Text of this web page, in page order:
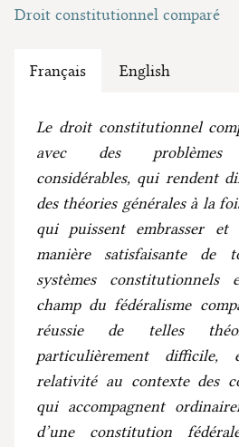
Droit constitutionnel comparé
Français English
Le droit constitutionnel
avec des problèmes
considérables, qui rendent
des théories générales à la
qui puissent embrasser et
manière satisfaisante de
systèmes constitutionnels
champ du fédéralisme
réussie de telles
particulièrement
relativité au contexte des
qui accompagnent
d’une constitution